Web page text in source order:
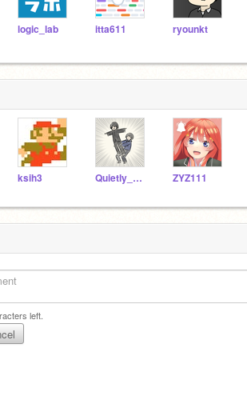
logic_lab itta611 ryounkt
ksih3 Quietly_GFRYFBFD ZYZ111
left.